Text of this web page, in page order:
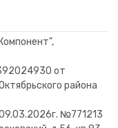
от
района
№771213